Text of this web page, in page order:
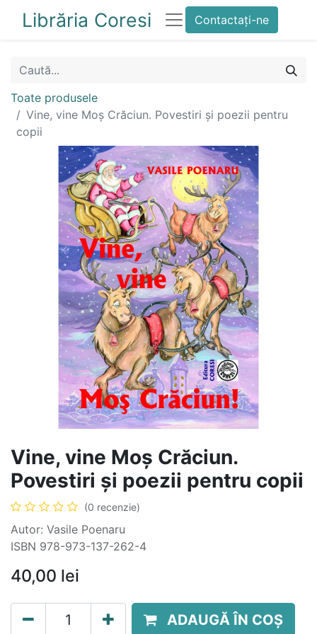
Librăria Coresi Contactați-ne
Toate produsele
Vine, vine Moș Crăciun. Povestiri și poezii pentru
copii
Vine, vine Moș Crăciun.
Povestiri și poezii pentru copii
(0 recenzie)
Autor: Vasile Poenaru
ISBN 978-973-137-262-4
40,00 lei
ADAUGĂ ÎN COȘ